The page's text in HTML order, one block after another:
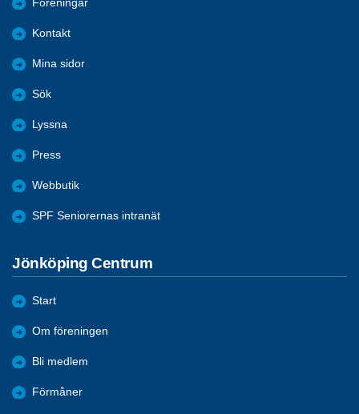
Föreningar
Kontakt
Mina sidor
Sök
Lyssna
Press
Webbutik
SPF Seniorernas intranät
Jönköping Centrum
Start
Om föreningen
Bli medlem
Förmåner